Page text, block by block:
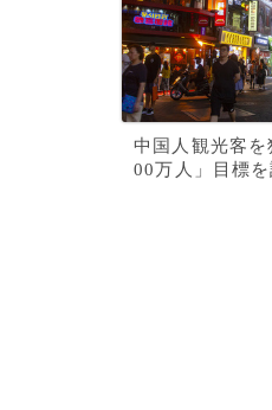
中国人観光客
00万人」目標を